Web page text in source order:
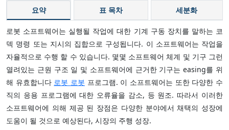
요약 표 목차 세분화
로봇 소프트웨어는 실행될 작업에 대한 기계 구동 장치를 말하는 코
덱 명령 또는 지시의 집합으로 구성됩니다. 이 소프트웨어는 작업을
자율적으로 수행 할 수 있습니다. 몇몇 소프트웨어 체계 및 기구 그런
열려있는 근원 구조 일 및 소프트웨어에 근거한 기구는 easing를 위
해 유효합니다 로봇 로봇 프로그램. 이 소프트웨어는 또한 다양한 수
직의 응용 프로그램에 대한 오류율을 감소, 등 원조. 따라서 이러한
소프트웨어에 의해 제공 된 장점은 다양한 분야에서 채택의 성장에
도움이 될 것으로 예상된다, 시장의 주행 성장.